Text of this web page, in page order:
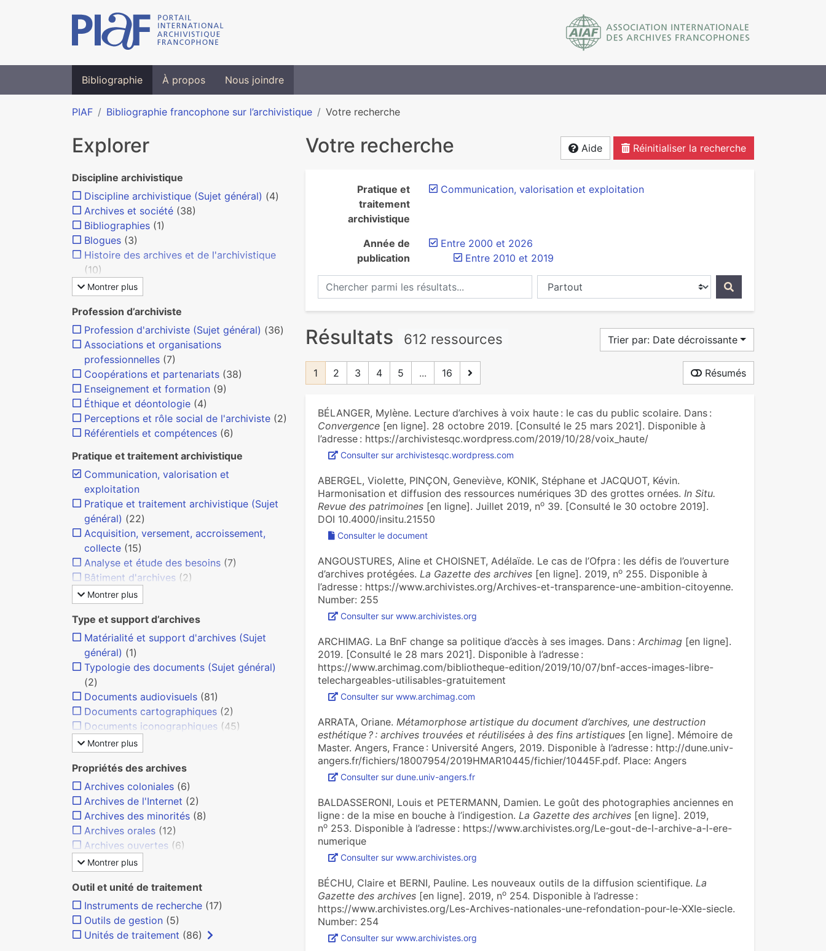
Bibliographie À propos Nous joindre
PIAF Bibliographie francophone sur l’archivistique Votre recherche
Votre recherche Aide Réinitialiser la recherche
Pratique et
traitement
archivistique
Communication, valorisation et exploitation
Année de
publication
Entre 2000 et 2026
Entre 2010 et 2019
Chercher parmi les résultats...
Chercher dans...
Résultats 612 ressources Trier par: Date décroissante
1 2 3 4 5 ... 16 Résumés
BÉLANGER, Mylène. Lecture d’archives à voix haute : le cas du public scolaire. Dans :
Convergence[en ligne]. 28 octobre 2019. [Consulté le 25 mars 2021]. Disponible à
l’adresse : https://archivistesqc.wordpress.com/2019/10/28/voix_haute/
Consulter sur archivistesqc.wordpress.com
ABERGEL, Violette, PINÇON, Geneviève, KONIK, Stéphane et JACQUOT, Kévin.
Harmonisation et diffusion des ressources numériques 3D des grottes ornées. In Situ.
Revue des patrimoines[en ligne]. Juillet 2019, no39. [Consulté le 30 octobre 2019].
DOI 10.4000/insitu.21550
Consulter le document
ANGOUSTURES, Aline et CHOISNET, Adélaïde. Le cas de l’Ofpra : les défis de l’ouver­ture
d’archi­ves pro­té­gées. La Gazette des archives[en ligne]. 2019, no255. Disponible à
l’adresse : https://www.archivistes.org/Archives-et-transparence-une-ambition-citoyenne.
Number: 255
Consulter sur www.archivistes.org
ARCHIMAG. La BnF change sa politique d’accès à ses images. Dans : Archimag [en ligne].
2019. [Consulté le 28 mars 2021]. Disponible à l’adresse :
https://www.archimag.com/bibliotheque-edition/2019/10/07/bnf-acces-images-libre-
telechargeables-utilisables-gratuitement
Consulter sur www.archimag.com
ARRATA, Oriane. Métamorphose artistique du document d’archives, une destruction
esthétique ? : archives trouvées et réutilisées à des fins artistiques[en ligne]. Mémoire de
Master. Angers, France : Université Angers, 2019. Disponible à l’adresse : http://dune.univ-
angers.fr/fichiers/18007954/2019HMAR10445/fichier/10445F.pdf. Place: Angers
Consulter sur dune.univ-angers.fr
BALDASSERONI, Louis et PETERMANN, Damien. Le goût des pho­to­gra­phies ancien­nes en
ligne : de la mise en bouche à l’indi­ges­tion. La Gazette des archives[en ligne]. 2019,
no253. Disponible à l’adresse : https://www.archivistes.org/Le-gout-de-l-archive-a-l-ere-
numerique
Consulter sur www.archivistes.org
BÉCHU, Claire et BERNI, Pauline. Les nou­veaux outils de la dif­fu­sion scien­ti­fi­que. La
Gazette des archives[en ligne]. 2019, no254. Disponible à l’adresse :
https://www.archivistes.org/Les-Archives-nationales-une-refondation-pour-le-XXIe-siecle.
Number: 254
Consulter sur www.archivistes.org
Explorer
Discipline archivistique
Discipline archivistique (Sujet général) (4)
Archives et société (38)
Bibliographies (1)
Blogues (3)
Histoire des archives et de l'archivistique
(10)
Montrer plus
Profession d’archiviste
Profession d'archiviste (Sujet général) (36)
Associations et organisations
professionnelles (7)
Coopérations et partenariats (38)
Enseignement et formation (9)
Éthique et déontologie (4)
Perceptions et rôle social de l'archiviste (2)
Référentiels et compétences (6)
Pratique et traitement archivistique
Communication, valorisation et
exploitation
Pratique et traitement archivistique (Sujet
général) (22)
Acquisition, versement, accroissement,
collecte (15)
Analyse et étude des besoins (7)
Bâtiment d'archives (2)
Montrer plus
Type et support d’archives
Matérialité et support d'archives (Sujet
général) (1)
Typologie des documents (Sujet général)
(2)
Documents audiovisuels (81)
Documents cartographiques (2)
Documents iconographiques (45)
Montrer plus
Propriétés des archives
Archives coloniales (6)
Archives de l'Internet (2)
Archives des minorités (8)
Archives orales (12)
Archives ouvertes (6)
Montrer plus
Outil et unité de traitement
Instruments de recherche (17)
Outils de gestion (5)
Unités de traitement (86)